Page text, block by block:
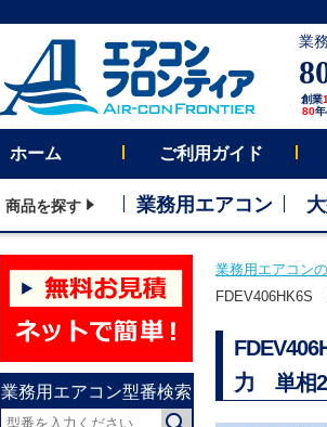
業
創業
80
ホーム ご利用ガイド
商品を探す 業務用エアコン
業務用エアコン型番検索
業務用エアコン
FDEV406HK6S
力 単相